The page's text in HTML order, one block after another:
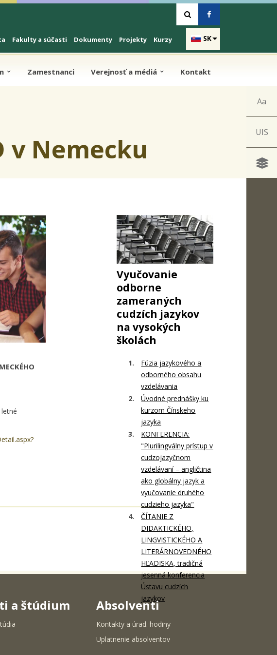
SK
Fakulty a súčasti Dokumenty Projekty Kurzy
Zamestnanci Verejnosť a médiá Kontakt
Aa
UIS
v Nemecku
Vyučovanie
odborne
zameraných
cudzích jazykov
na vysokých
školách
Fúzia jazykového a
odborného obsahu
vzdelávania
Úvodné prednášky ku
kurzom Čínskeho
jazyka
KONFERENCIA:
"Plurilingválny prístup v
cudzojazyčnom
vzdelávaní – angličtina
ako globálny jazyk a
vyučovanie druhého
cudzieho jazyka"
ČÍTANIE Z
DIDAKTICKÉHO,
LINGVISTICKÉHO A
LITERÁRNOVEDNÉHO
HĽADISKA, tradičná
jesenná konferencia
Ústavu cudzích
jazykov
a štúdium Absolventi
Kontakty a úrad. hodiny
Uplatnenie absolventov